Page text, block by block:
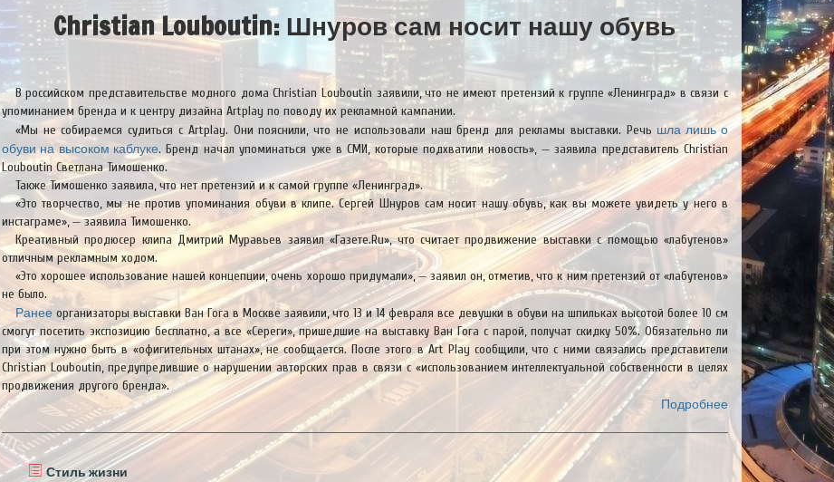
Christian Louboutin: Шнуров сам носит нашу обувь
В российском представительстве модного дома Christian Louboutin заявили, что не имеют претензий к группе «Ленинград» в связи с
упоминанием бренда и к центру дизайна Artplay по поводу их рекламной кампании.
«Мы не собираемся судиться с Artplay. Они пояснили, что не использовали наш бренд для рекламы выставки. Речь шла лишь о
обуви на высоком каблуке. Бренд начал упоминаться уже в СМИ, которые подхватили новость», — заявила представитель Christian
Louboutin Светлана Тимошенко.
Также Тимошенко заявила, что нет претензий и к самой группе «Ленинград».
«Это творчество, мы не против упоминания обуви в клипе. Сергей Шнуров сам носит нашу обувь, как вы можете увидеть у него в
инстаграме», — заявила Тимошенко.
Креативный продюсер клипа Дмитрий Муравьев заявил «Газете.Ru», что считает продвижение выставки с помощью «лабутенов»
отличным рекламным ходом.
«Это хорошее использование нашей концепции, очень хорошо придумали», — заявил он, отметив, что к ним претензий от «лабутенов»
не было.
Ранееорганизаторы выставки Ван Гога в Москве заявили, что 13 и 14 февраля все девушки в обуви на шпильках высотой более 10 см
смогут посетить экспозицию бесплатно, а все «Сереги», пришедшие на выставку Ван Гога с парой, получат скидку 50%. Обязательно ли
при этом нужно быть в «офигительных штанах», не сообщается. После этого в Art Play сообщили, что с ними связались представители
Christian Louboutin, предупредившие о нарушении авторских прав в связи с «использованием интеллектуальной собственности в целях
продвижения другого бренда».
Подробнее
Стиль жизни